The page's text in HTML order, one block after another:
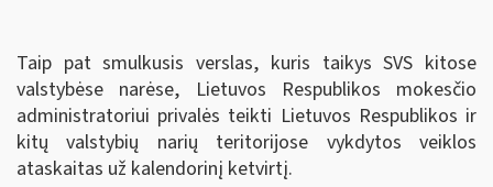
Taip pat smulkusis verslas, kuris taikys SVS kitose
valstybėse narėse, Lietuvos Respublikos mokesčio
administratoriui privalės teikti Lietuvos Respublikos ir
kitų valstybių narių teritorijose vykdytos veiklos
ataskaitas už kalendorinį ketvirtį.